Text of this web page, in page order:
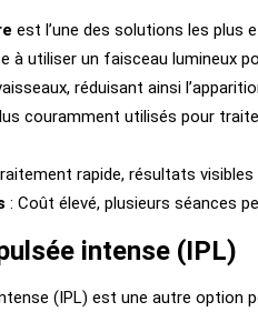
est l’une des solutions les plus
à utiliser un faisceau lumineux
réduisant ainsi
couramment utilisés pour
rapide, résultats
: Coût élevé, plusieurs séances
intense (IPL)
(IPL) est une autre option